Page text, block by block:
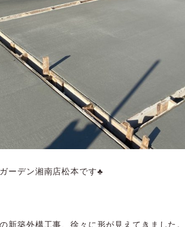
ーデン湘南店松本です♣
新築外構工事、徐々に形が見えてきました。